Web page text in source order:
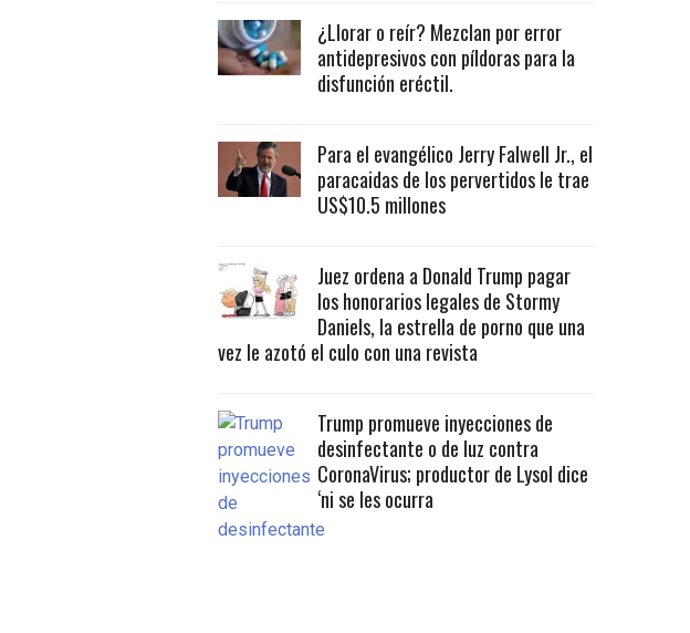
¿Llorar o reír? Mezclan por error
antidepresivos con píldoras para la
disfunción eréctil.
Para el evangélico Jerry Falwell Jr., el
paracaidas de los pervertidos le trae
US$10.5 millones
Juez ordena a Donald Trump pagar
los honorarios legales de Stormy
Daniels, la estrella de porno que una
vez le azotó el culo con una revista
Trump promueve inyecciones de
desinfectante o de luz contra
CoronaVirus; productor de Lysol dice
‘ni se les ocurra